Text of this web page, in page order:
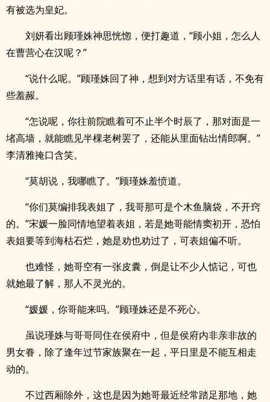
有被选为皇妃。
刘妍看出顾瑾姝神思恍惚，便打趣道，“顾小姐，怎么人
在曹营心在汉呢？”
“说什么呢。”顾瑾姝回了神，想到对方话里有话，不免有
些羞赧。
“怎说呢，你往前院瞧着可不止半个时辰了，那对面是一
堵高墙，就能瞧见半棵老树罢了，还能从里面钻出情郎啊。”
李清雅掩口含笑。
“莫胡说，我哪瞧了。”顾瑾姝羞愤道。
“你们莫编排我表姐了，我哥那可是个木鱼脑袋，不开窍
的。”宋媛一脸同情地望着表姐，若是她哥能情窦初开，恐怕
表姐要等到海枯石烂，她是劝也劝过了，可表姐偏不听。
也难怪，她哥空有一张皮囊，倒是让不少人惦记，可也
就她最了解，那人不灵光的。
“媛媛，你哥能来吗。”顾瑾姝还是不死心。
虽说瑾姝与哥哥同住在侯府中，但是侯府内非亲非故的
男女眷，除了逢年过节家族聚在一起，平日里是不能互相走
动的。
不过西厢除外，这也是因为她哥最近经常踏足那地，她